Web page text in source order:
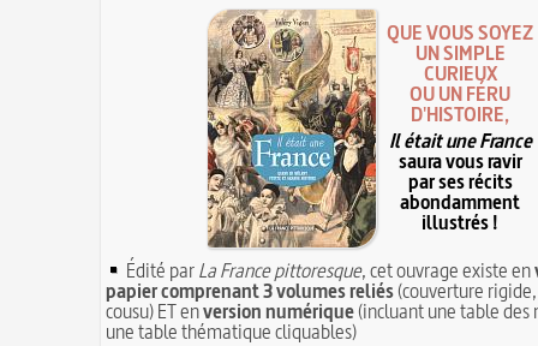
QUE VOUS SOYEZ
UN SIMPLE
CURIEUX
OU UN FÉRU
D'HISTOIRE,
Il était une France
saura vous ravir
par ses récits
abondamment
illustrés !
Édité parLa France pittoresque, cet ouvrage existe en
papier comprenant 3 volumes reliés(couverture
cousu) ET enversion numérique(incluant une table des
une table thématique cliquables)